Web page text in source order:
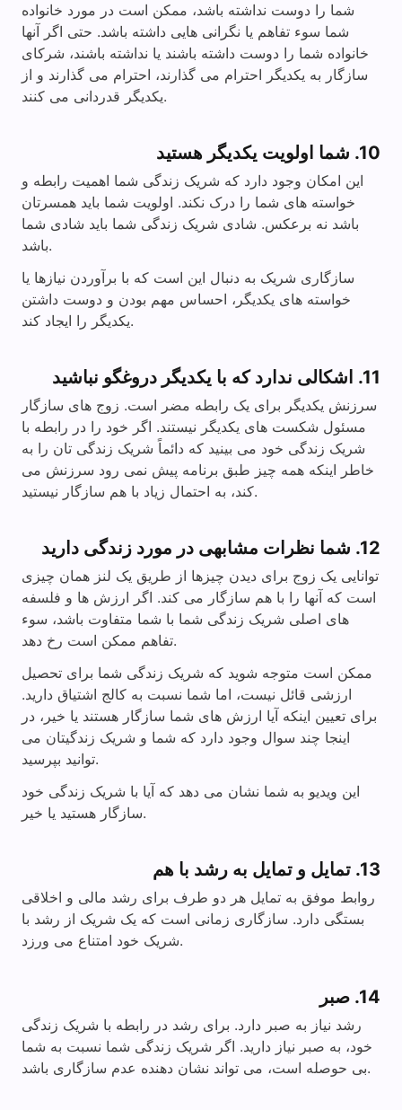
شما را دوست نداشته باشد، ممکن است در مورد خانواده
شما سوء تفاهم یا نگرانی هایی داشته باشد. حتی اگر آنها
خانواده شما را دوست داشته باشند یا نداشته باشند، شرکای
سازگار به یکدیگر احترام می گذارند، احترام می گذارند و از
یکدیگر قدردانی می کنند.
10. شما اولویت یکدیگر هستید
این امکان وجود دارد که شریک زندگی شما اهمیت رابطه و
خواسته های شما را درک نکند. اولویت شما باید همسرتان
باشد نه برعکس. شادی شریک زندگی شما باید شادی شما
باشد.
سازگاری شریک به دنبال این است که با برآوردن نیازها یا
خواسته های یکدیگر، احساس مهم بودن و دوست داشتن
یکدیگر را ایجاد کند.
11. اشکالی ندارد که با یکدیگر دروغگو نباشید
سرزنش یکدیگر برای یک رابطه مضر است. زوج های سازگار
مسئول شکست های یکدیگر نیستند. اگر خود را در رابطه با
شریک زندگی خود می بینید که دائماً شریک زندگی تان را به
خاطر اینکه همه چیز طبق برنامه پیش نمی رود سرزنش می
کند، به احتمال زیاد با هم سازگار نیستید.
12. شما نظرات مشابهی در مورد زندگی دارید
توانایی یک زوج برای دیدن چیزها از طریق یک لنز همان چیزی
است که آنها را با هم سازگار می کند. اگر ارزش ها و فلسفه
های اصلی شریک زندگی شما با شما متفاوت باشد، سوء
تفاهم ممکن است رخ دهد.
ممکن است متوجه شوید که شریک زندگی شما برای تحصیل
ارزشی قائل نیست، اما شما نسبت به کالج اشتیاق دارید.
برای تعیین اینکه آیا ارزش های شما سازگار هستند یا خیر، در
اینجا چند سوال وجود دارد که شما و شریک زندگیتان می
توانید بپرسید.
این ویدیو به شما نشان می دهد که آیا با شریک زندگی خود
سازگار هستید یا خیر.
13. تمایل و تمایل به رشد با هم
روابط موفق به تمایل هر دو طرف برای رشد مالی و اخلاقی
بستگی دارد. سازگاری زمانی است که یک شریک از رشد با
شریک خود امتناع می ورزد.
14. صبر
رشد نیاز به صبر دارد. برای رشد در رابطه با شریک زندگی
خود، به صبر نیاز دارید. اگر شریک زندگی شما نسبت به شما
بی حوصله است، می تواند نشان دهنده عدم سازگاری باشد.